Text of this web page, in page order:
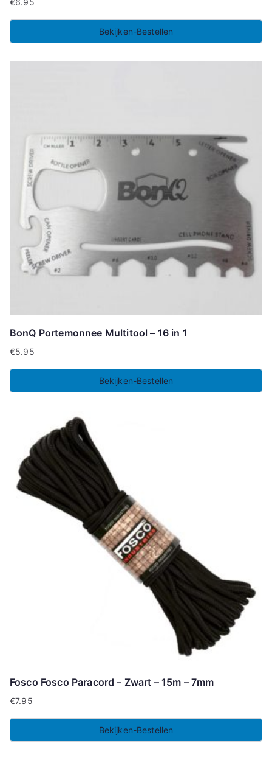
Bekijken-Bestellen
BonQ Portemonnee Multitool – 16 in 1
€5.95
Bekijken-Bestellen
Fosco Fosco Paracord – Zwart – 15m – 7mm
€7.95
Bekijken-Bestellen